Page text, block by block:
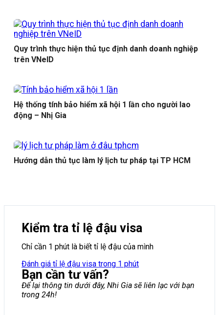
Quy trình thực hiện thủ tục định danh doanh nghiệp
trên VNeID
Hệ thống tính bảo hiểm xã hội 1 lần cho người lao
động – Nhị Gia
Hướng dẫn thủ tục làm lý lịch tư pháp tại TP HCM
Kiểm tra tỉ lệ đậu visa
Chỉ cần 1 phút là biết tỉ lệ đậu của mình
Đánh giá tỉ lệ đậu visa trong 1 phút
Bạn cần tư vấn?
Để lại thông tin dưới đây, Nhi Gia sẽ liên lạc với bạn
trong 24h!